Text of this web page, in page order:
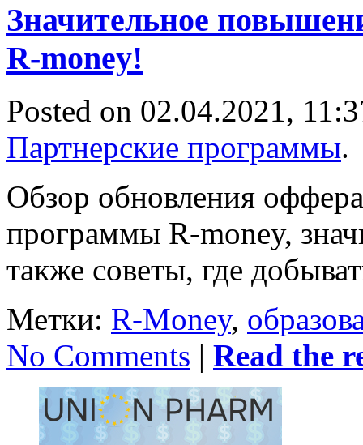
Значительное
R-money!
Posted on 02.04.2021,
Партнерские программы.
Обзор обновления
программы R-money,
также советы, где
Метки: R-Money,
No Comments | Read the